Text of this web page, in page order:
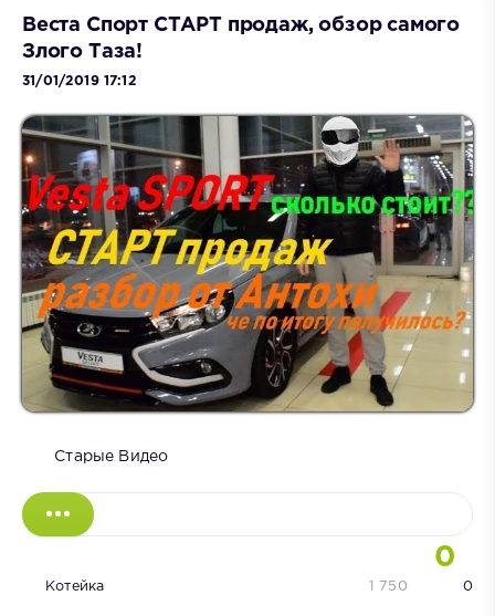
Веста Спорт СТАРТ продаж, обзор самого
Злого Таза!
31/01/2019 17:12
Старые Видео
0
Котейка 0
1 750